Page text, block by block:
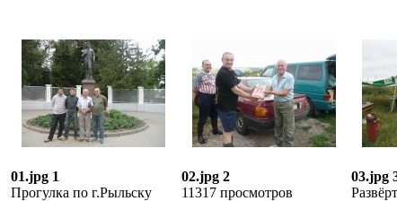
01.jpg 1
Прогулка по г.Рыльску
02.jpg 2
11317 просмотров
03.jpg